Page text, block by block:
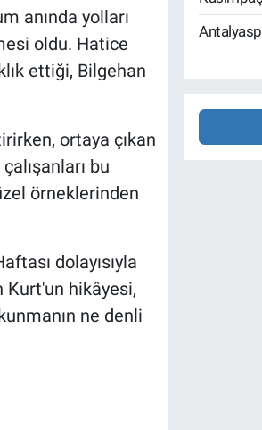
anında yolları
oldu. Hatice
ettiği, Bilgehan
ortaya çıkan
bu
örneklerinden
dolayısıyla
Kurt'un hikâyesi,
ne denli